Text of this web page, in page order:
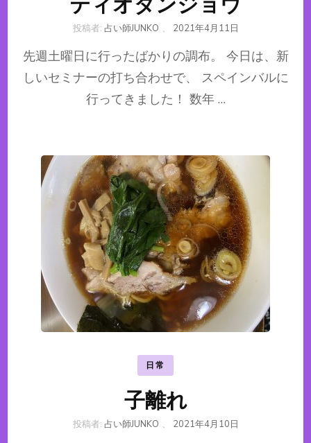
投稿者: 占い師JUNKO 、 2021年4月11日
先週土曜日に行ったばかりの調布。 今日は、新
しいセミナーの打ち合わせで、 スペインバルに
行ってきました！ 数年 …
日常
子離れ
投稿者: 占い師JUNKO 、 2021年4月10日